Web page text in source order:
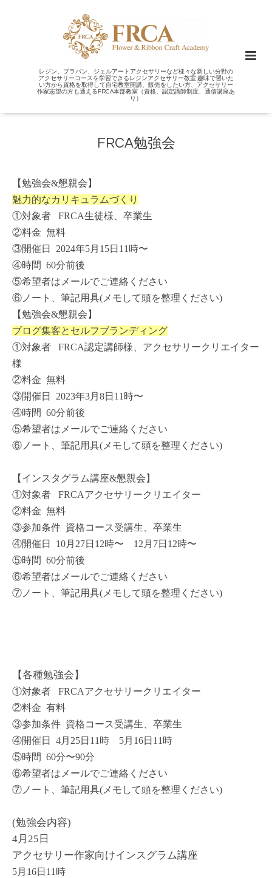
レジン、プラバン、ジェルアートアクセサリーなど様々な新しい分野の
アクセサリーコースを学習できるレジンアクセサリー教室 趣味で習いた
い方から資格を取得して自宅教室開講、販売をしたい方、アクセサリー
作家志望の方も通えるFRCA本部教室（資格、認定講師制度、通信講座あ
り）
FRCA勉強会
【勉強会&懇親会】
魅力的なカリキュラムづくり
①対象者 FRCA生徒様、卒業生
②料金 無料
③開催日 2024年5月15日11時〜
④時間 60分前後
⑤希望者はメールでご連絡ください
⑥ノート、筆記用具( メモして頭を整理ください)
【勉強会&懇親会】
ブログ集客とセルフブランディング
①対象者 FRCA認定講師様、アクセサリークリエイター
様
②料金 無料
③開催日 2023年3月8日11時〜
④時間 60分前後
⑤希望者はメールでご連絡ください
⑥ノート、筆記用具( メモして頭を整理ください)
【インスタグラム講座&懇親会】
①対象者 FRCAアクセサリークリエイター
②料金 無料
③参加条件 資格コース受講生、卒業生
④開催日 10月27日12時〜 12月7日12時〜
⑤時間 60分前後
⑥希望者はメールでご連絡ください
⑦ノート、筆記用具( メモして頭を整理ください)
【各種勉強会】
①対象者 FRCAアクセサリークリエイター
②料金 有料
③参加条件 資格コース受講生、卒業生
④開催日 4月25日11時 5月16日11時
⑤時間 60分〜90分
⑥希望者はメールでご連絡ください
⑦ノート、筆記用具( メモして頭を整理ください)
(勉強会内容)
4月25日
アクセサリー作家向けインスグラム講座
5月16日11時